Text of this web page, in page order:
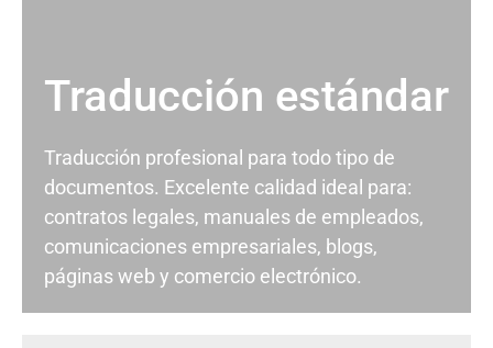
Traducción estándar
Traducción profesional para todo tipo de
documentos. Excelente calidad ideal para:
contratos legales, manuales de empleados,
comunicaciones empresariales, blogs,
páginas web y comercio electrónico.